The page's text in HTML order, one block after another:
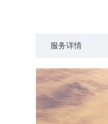
服务详情